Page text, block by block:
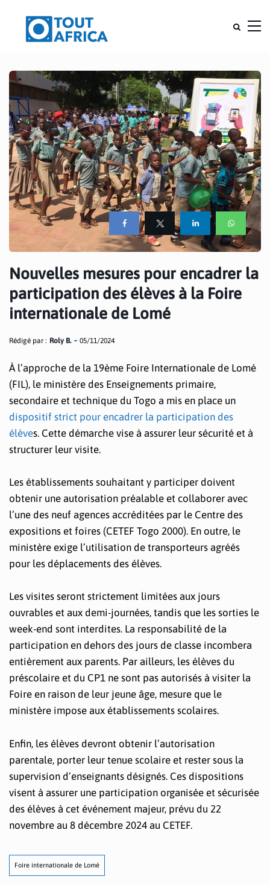
Nouvelles mesures pour encadrer la
participation des élèves à la Foire
internationale de Lomé
Rédigé par : Roly B. 05/11/2024
À l’approche de la 19ème Foire Internationale de Lomé
(FIL), le ministère des Enseignements primaire,
secondaire et technique du Togo a mis en place un
dispositif strict pour encadrer la participation des
élèves. Cette démarche vise à assurer leur sécurité et à
structurer leur visite.
Les établissements souhaitant y participer doivent
obtenir une autorisation préalable et collaborer avec
l’une des neuf agences accréditées par le Centre des
expositions et foires (CETEF Togo 2000). En outre, le
ministère exige l’utilisation de transporteurs agréés
pour les déplacements des élèves.
Les visites seront strictement limitées aux jours
ouvrables et aux demi-journées, tandis que les sorties le
week-end sont interdites. La responsabilité de la
participation en dehors des jours de classe incombera
entièrement aux parents. Par ailleurs, les élèves du
préscolaire et du CP1 ne sont pas autorisés à visiter la
Foire en raison de leur jeune âge, mesure que le
ministère impose aux établissements scolaires.
Enfin, les élèves devront obtenir l’autorisation
parentale, porter leur tenue scolaire et rester sous la
supervision d’enseignants désignés. Ces dispositions
visent à assurer une participation organisée et sécurisée
des élèves à cet événement majeur, prévu du 22
novembre au 8 décembre 2024 au CETEF.
Foire internationale de Lomé